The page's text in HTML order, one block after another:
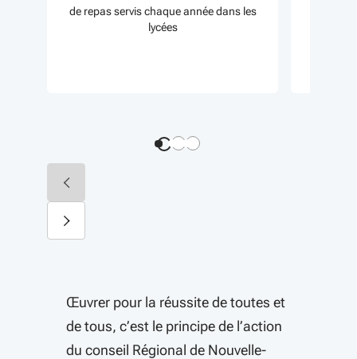
Diapositive précédente
de repas servis chaque année dans les
lycées
Diapositive suivante
Œuvrer pour la réussite de toutes et
de tous, c’est le principe de l’action
du conseil Régional de Nouvelle-